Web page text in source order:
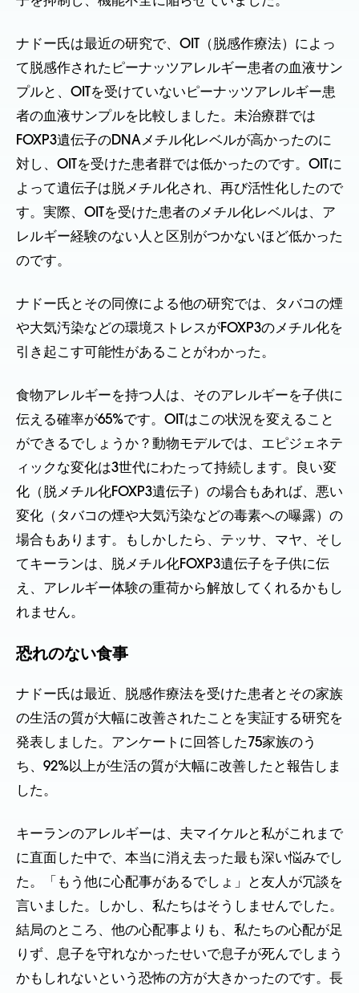
ナドー氏は最近の研究で、OIT（脱感作療法）によっ
て脱感作されたピーナッツアレルギー患者の血液サン
プルと、OITを受けていないピーナッツアレルギー患
者の血液サンプルを比較しました。未治療群では
FOXP3遺伝子のDNAメチル化レベルが高かったのに
対し、OITを受けた患者群では低かったのです。OITに
よって遺伝子は脱メチル化され、再び活性化したので
す。実際、OITを受けた患者のメチル化レベルは、ア
レルギー経験のない人と区別がつかないほど低かった
のです。
ナドー氏とその同僚による他の研究では、タバコの煙
や大気汚染などの環境ストレスがFOXP3のメチル化を
引き起こす可能性があることがわかった。
食物アレルギーを持つ人は、そのアレルギーを子供に
伝える確率が65%です。OITはこの状況を変えること
ができるでしょうか？動物モデルでは、エピジェネテ
ィックな変化は3世代にわたって持続します。良い変
化（脱メチル化FOXP3遺伝子）の場合もあれば、悪い
変化（タバコの煙や大気汚染などの毒素への曝露）の
場合もあります。もしかしたら、テッサ、マヤ、そし
てキーランは、脱メチル化FOXP3遺伝子を子供に伝
え、アレルギー体験の重荷から解放してくれるかもし
れません。
恐れのない食事
ナドー氏は最近、脱感作療法を受けた患者とその家族
の生活の質が大幅に改善されたことを実証する研究を
発表しました。アンケートに回答した75家族のう
ち、92%以上が生活の質が大幅に改善したと報告しま
した。
キーランのアレルギーは、夫マイケルと私がこれまで
に直面した中で、本当に消え去った最も深い悩みでし
た。「もう他に心配事があるでしょ」と友人が冗談を
言いました。しかし、私たちはそうしませんでした。
結局のところ、他の心配事よりも、私たちの心配が足
りず、息子を守れなかったせいで息子が死んでしまう
かもしれないという恐怖の方が大きかったのです。長